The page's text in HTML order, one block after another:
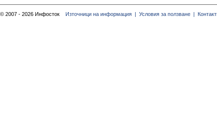
© 2007 - 2026 Инфосток Източници на информация | Условия за ползване |